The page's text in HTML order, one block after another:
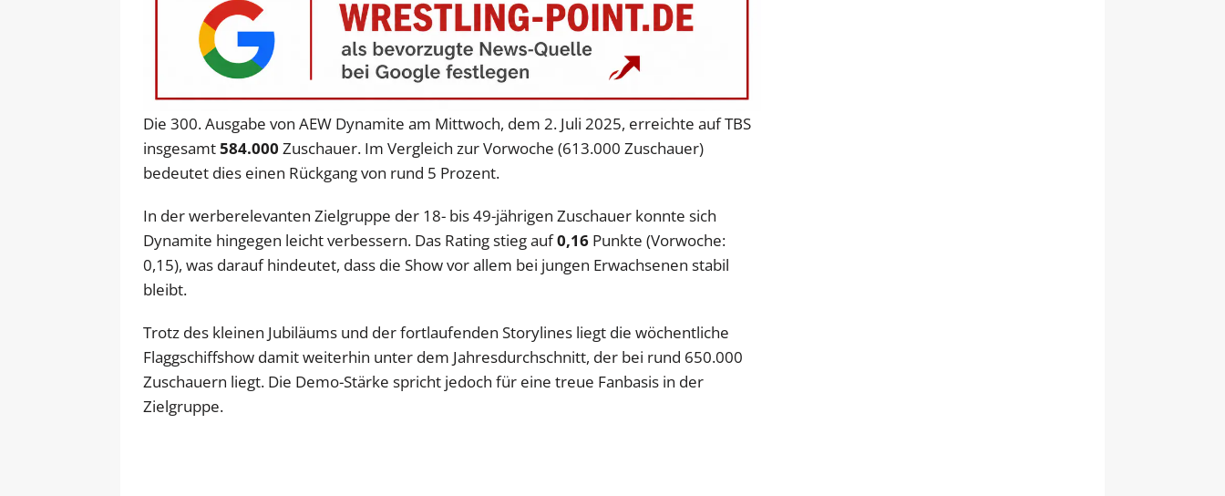
Die 300. Ausgabe von AEW Dynamite am Mittwoch, dem 2. Juli 2025, erreichte auf TBS
insgesamt584.000 Zuschauer. Im Vergleich zur Vorwoche (613.000 Zuschauer)
bedeutet dies einen Rückgang von rund 5 Prozent.
In der werberelevanten Zielgruppe der 18- bis 49-jährigen Zuschauer konnte sich
Dynamite hingegen leicht verbessern. Das Rating stieg auf0,16 Punkte (Vorwoche:
0,15), was darauf hindeutet, dass die Show vor allem bei jungen Erwachsenen stabil
bleibt.
Trotz des kleinen Jubiläums und der fortlaufenden Storylines liegt die wöchentliche
Flaggschiffshow damit weiterhin unter dem Jahresdurchschnitt, der bei rund 650.000
Zuschauern liegt. Die Demo-Stärke spricht jedoch für eine treue Fanbasis in der
Zielgruppe.